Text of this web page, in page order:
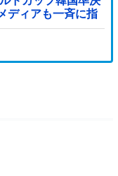
ディアも一斉に指